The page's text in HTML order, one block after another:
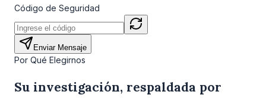
Código de Seguridad
Enviar Mensaje
Por Qué Elegirnos
Su investigación, respaldada por